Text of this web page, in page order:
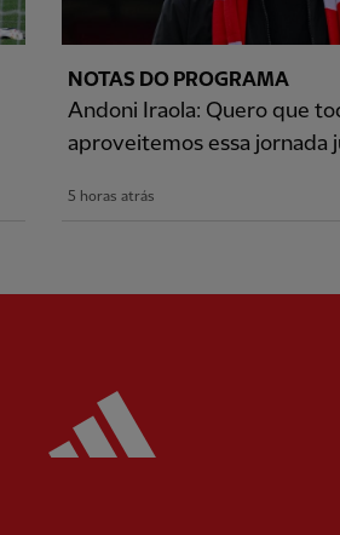
NOTAS DO PROGRAMA
Andoni Iraola: Quero que
aproveitemos essa jornada
5 horas atrás